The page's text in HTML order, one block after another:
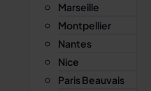
Marseille
Montpellier
Nantes
Nice
Paris Beauvais